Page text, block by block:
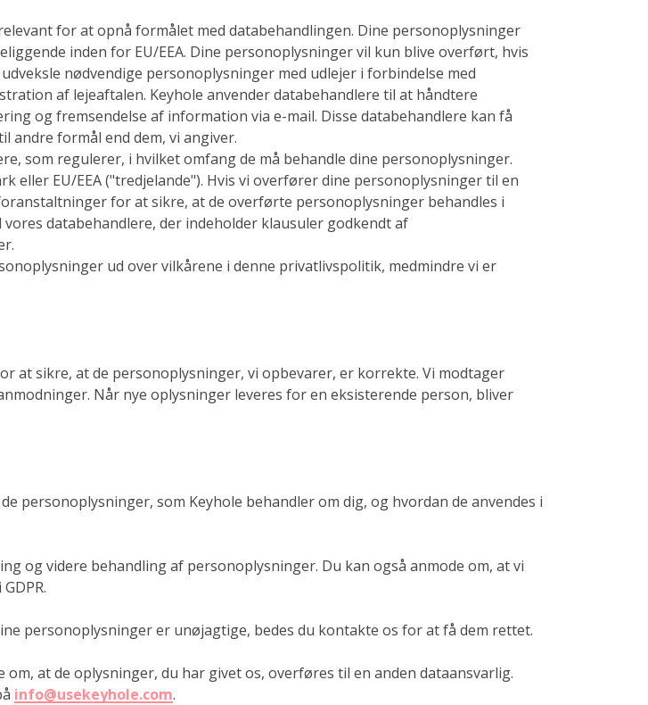
for at opnå formålet med databehandlingen. Dine personoplysninger
inden for EU/EEA. Dine personoplysninger vil kun blive overført, hvis
nødvendige personoplysninger med udlejer i forbindelse med
af lejeaftalen. Keyhole anvender databehandlere til at håndtere
og fremsendelse af information via e-mail. Disse databehandlere kan få
andre formål end dem, vi angiver.
som regulerer, i hvilket omfang de må behandle dine personoplysninger.
eller EU/EEA ("tredjelande"). Hvis vi overfører dine personoplysninger til en
for at sikre, at de overførte personoplysninger behandles i
databehandlere, der indeholder klausuler godkendt af
ud over vilkårene i denne privatlivspolitik, medmindre vi er
at sikre, at de personoplysninger, vi opbevarer, er korrekte. Vi modtager
Når nye oplysninger leveres for en eksisterende person, bliver
personoplysninger, som Keyhole behandler om dig, og hvordan de anvendes i
og videre behandling af personoplysninger. Du kan også anmode om, at vi
personoplysninger er unøjagtige, bedes du kontakte os for at få dem rettet.
at de oplysninger, du har givet os, overføres til en anden dataansvarlig.
info@usekeyhole.com.